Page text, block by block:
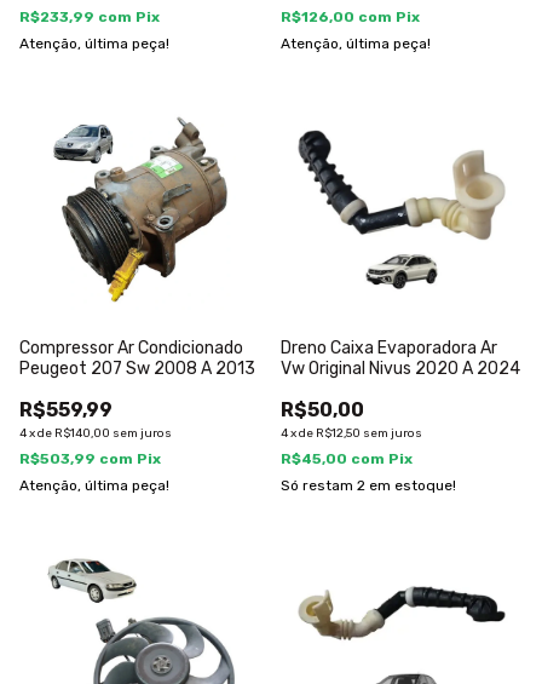
R$233,99 com Pix
Atenção, última peça!
R$126,00 com Pix
Atenção, última peça!
Compressor Ar Condicionado
Peugeot 207 Sw 2008 A 2013
R$559,99
4xde R$140,00 sem juros
R$503,99 com Pix
Atenção, última peça!
Dreno Caixa Evaporadora Ar
Vw Original Nivus 2020 A 2024
R$50,00
4xde R$12,50 sem juros
R$45,00 com Pix
Só restam 2 em estoque!